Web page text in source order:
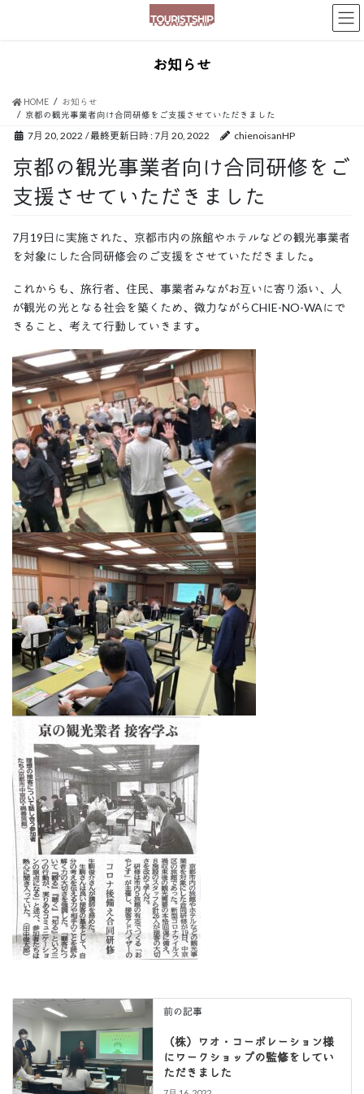
お知らせ
HOME
お知らせ
京都の観光事業者向け合同研修をご支援させていただきました
7月 20, 2022 / 最終更新日時 :7月 20, 2022 chienoisanHP
京都の観光事業者向け合同研修をご
支援させていただきました
7月19日に実施された、京都市内の旅館やホテルなどの観光事業者
を対象にした合同研修会のご支援をさせていただきました。
これからも、旅行者、住民、事業者みながお互いに寄り添い、人
が観光の光となる社会を築くため、微力ながらCHIE-NO-WAにで
きること、考えて行動していきます。
前の記事
（株）ワオ・コーポレーション様
にワークショップの監修をしてい
ただきました